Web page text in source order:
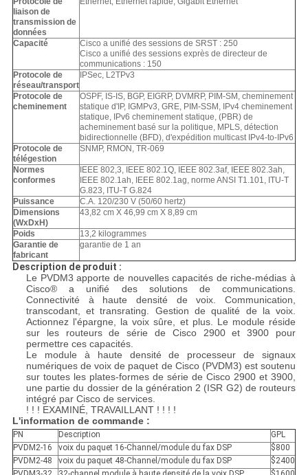
liaison de
transmission de
données
Capacité
Cisco a unifié des sessions de SRST : 250
Cisco a unifié des sessions exprès de directeur de
communications : 150
Protocole de
réseau/transport
IPSec, L2TPv3
Protocole de
cheminement
OSPF, IS-IS, BGP, EIGRP, DVMRP, PIM-SM, cheminement
statique d'IP, IGMPv3, GRE, PIM-SSM, IPv4 cheminement
statique, IPv6 cheminement statique, (PBR) de
acheminement basé sur la politique, MPLS, détection
bidirectionnelle (BFD), d'expédition multicast IPv4-to-IPv6
Protocole de
télégestion
SNMP, RMON, TR-069
Normes
conformes
IEEE 802,3, IEEE 802.1Q, IEEE 802.3af, IEEE 802.3ah,
IEEE 802.1ah, IEEE 802.1ag, norme ANSI T1.101, ITU-T
G.823, ITU-T G.824
Puissance
C.A. 120/230 V (50/60 hertz)
Dimensions
(WxDxH)
43,82 cm X 46,99 cm X 8,89 cm
Poids
13,2 kilogrammes
Garantie de
fabricant
garantie de 1 an
Description de produit :
Le PVDM3 apporte de nouvelles capacités de riche-médias à
Cisco® a unifié des solutions de communications.
Connectivité à haute densité de voix. Communication,
transcodant, et transrating. Gestion de qualité de la voix.
Actionnez l'épargne, la voix sûre, et plus. Le module réside
sur les routeurs de série de Cisco 2900 et 3900 pour
permettre ces capacités.
Le module à haute densité de processeur de signaux
numériques de voix de paquet de Cisco (PVDM3) est soutenu
sur toutes les plates-formes de série de Cisco 2900 et 3900,
une partie du dossier de la génération 2 (ISR G2) de routeurs
intégré par Cisco de services.
! ! ! EXAMINÉ, TRAVAILLANT ! ! ! !
L'information de commande :
PN Description
GPL
PVDM2-16
voix du paquet 16-Channel/module du fax DSP
$800
PVDM2-48
voix du paquet 48-Channel/module du fax DSP
$2400